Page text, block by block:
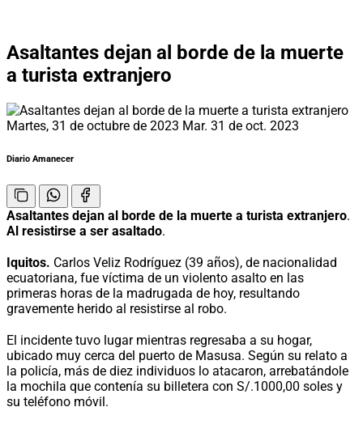
Asaltantes dejan al borde de la muerte
a turista extranjero
Martes, 31 de octubre de 2023 Mar. 31 de oct. 2023
Diario Amanecer
Asaltantes dejan al borde de la muerte a turista extranjero.
Al resistirse a ser asaltado.
Iquitos. Carlos Veliz Rodríguez (39 años), de nacionalidad
ecuatoriana, fue víctima de un violento asalto en las
primeras horas de la madrugada de hoy, resultando
gravemente herido al resistirse al robo.
El incidente tuvo lugar mientras regresaba a su hogar,
ubicado muy cerca del puerto de Masusa. Según su relato a
la policía, más de diez individuos lo atacaron, arrebatándole
la mochila que contenía su billetera con S/.1000,00 soles y
su teléfono móvil.